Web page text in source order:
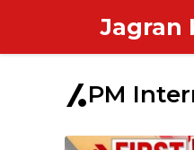
content
Jagran
PM